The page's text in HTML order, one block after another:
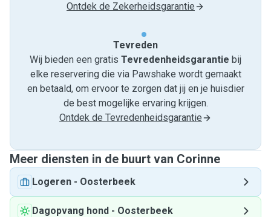
Ontdek de Zekerheidsgarantie
Tevreden
Wij bieden een gratis Tevredenheids­garantie bij
elke reservering die via Pawshake wordt gemaakt
en betaald, om ervoor te zorgen dat jij en je huisdier
de best mogelijke ervaring krijgen.
Ontdek de Tevredenheidsgarantie
Meer diensten in de buurt van Corinne
Logeren - Oosterbeek
Dagopvang hond - Oosterbeek